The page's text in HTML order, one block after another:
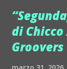
di
Groovers